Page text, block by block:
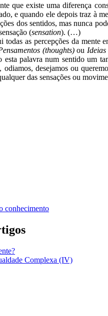
que existe uma diferença
e quando ele depois traz à
dos sentidos, mas nunca
(sensation). (…)
as percepções da mente
(thoughts)ou Ideias
esta palavra num sentido um
odiamos, desejamos ou
das sensações ou
conhecimento
Complexa (IV)